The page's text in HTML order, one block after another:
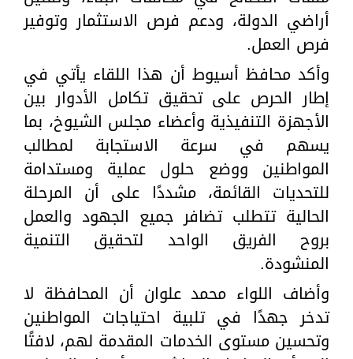
أراضي الدولة، ودعم فرص الاستثمار وتوفير
فرص العمل.
وأكد محافظ أسيوط أن هذا اللقاء يأتي في
إطار الحرص على تحقيق تكامل الأدوار بين
الأجهزة التنفيذية وأعضاء مجلس الشيوخ، بما
يسهم في سرعة الاستجابة لمطالب
المواطنين ووضع حلول عملية ومستدامة
للتحديات القائمة، مشددًا على أن المرحلة
الحالية تتطلب تضافر جميع الجهود والعمل
بروح الفريق الواحد لتحقيق التنمية
المنشودة.
وأضاف اللواء محمد علوان أن المحافظة لا
تدخر جهدًا في تلبية احتياجات المواطنين
وتحسين مستوى الخدمات المقدمة لهم، لافتًا